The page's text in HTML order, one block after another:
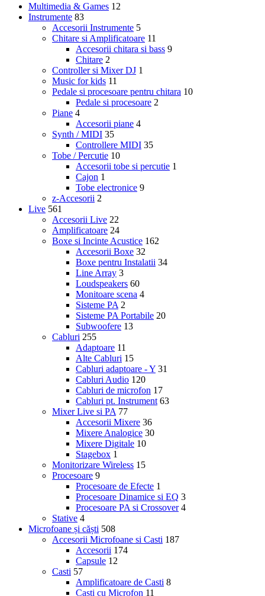
Multimedia & Games 12
Instrumente 83
Accesorii Instrumente 5
Chitare si Amplificatoare 11
Accesorii chitara si bass 9
Chitare 2
Controller si Mixer DJ 1
Music for kids 11
Pedale si procesoare pentru chitara 10
Pedale si procesoare 2
Piane 4
Accesorii piane 4
Synth / MIDI 35
Controllere MIDI 35
Tobe / Percutie 10
Accesorii tobe si percutie 1
Cajon 1
Tobe electronice 9
z-Accesorii 2
Live 561
Accesorii Live 22
Amplificatoare 24
Boxe si Incinte Acustice 162
Accesorii Boxe 32
Boxe pentru Instalatii 34
Line Array 3
Loudspeakers 60
Monitoare scena 4
Sisteme PA 2
Sisteme PA Portabile 20
Subwoofere 13
Cabluri 255
Adaptoare 11
Alte Cabluri 15
Cabluri adaptoare - Y 31
Cabluri Audio 120
Cabluri de microfon 17
Cabluri pt. Instrument 63
Mixer Live si PA 77
Accesorii Mixere 36
Mixere Analogice 30
Mixere Digitale 10
Stagebox 1
Monitorizare Wireless 15
Procesoare 9
Procesoare de Efecte 1
Procesoare Dinamice si EQ 3
Procesoare PA si Crossover 4
Stative 4
Microfoane și căști 508
Accesorii Microfoane si Casti 187
Accesorii 174
Capsule 12
Casti 57
Amplificatoare de Casti 8
Casti cu Microfon 11